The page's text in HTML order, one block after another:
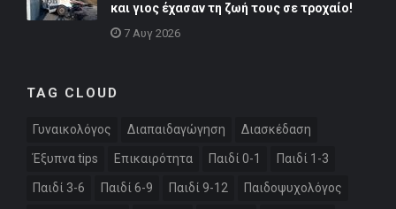
και γιος έχασαν τη ζωή τους σε τροχαίο!
7 Αυγ 2026
TAG CLOUD
Γυναικολόγος Διαπαιδαγώγηση Διασκέδαση
Έξυπνα tips Επικαιρότητα Παιδί 0-1 Παιδί 1-3
Παιδί 3-6 Παιδί 6-9 Παιδί 9-12 Παιδοψυχολόγος